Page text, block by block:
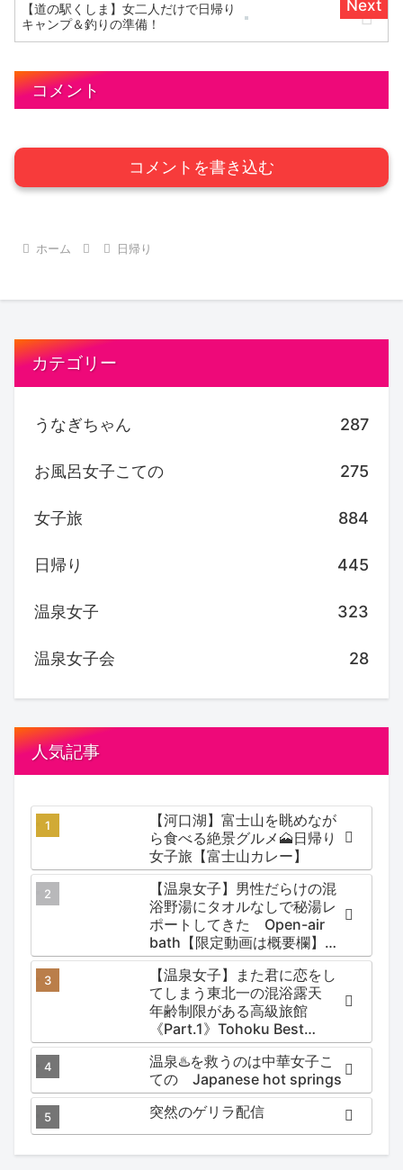
【道の駅くしま】女二人だけで日帰り
キャンプ＆釣りの準備！
コメント
コメントを書き込む
ホーム 日帰り
カテゴリー
うなぎちゃん 287
お風呂女子こての 275
女子旅 884
日帰り 445
温泉女子 323
温泉女子会 28
人気記事
【河口湖】富士山を眺めなが
ら食べる絶景グルメ🗻日帰り
女子旅【富士山カレー】
【温泉女子】男性だらけの混
浴野湯にタオルなしで秘湯レ
ポートしてきた Open-air
bath【限定動画は概要欄】尻
焼温泉郷 川の湯
【温泉女子】また君に恋をし
てしまう東北一の混浴露天
年齢制限がある高級旅館
《Part.1》Tohoku Best
Secret hotspring #japan
#koteno
温泉♨️を救うのは中華女子こ
ての Japanese hot springs
突然のゲリラ配信